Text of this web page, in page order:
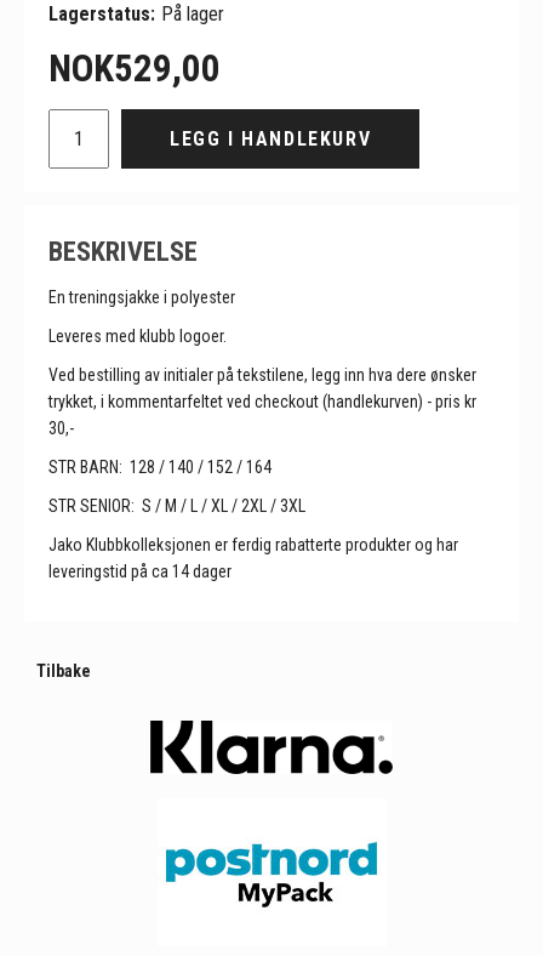
Lagerstatus: På lager
NOK529,00
LEGG I HANDLEKURV
BESKRIVELSE
En treningsjakke i polyester
Leveres med klubb logoer.
Ved bestilling av initialer på tekstilene, legg inn hva dere ønsker
trykket, i kommentarfeltet ved checkout (handlekurven) - pris kr
30,-
STR BARN: 128 / 140 / 152 / 164
STR SENIOR: S / M / L / XL / 2XL / 3XL
Jako Klubbkolleksjonen er ferdig rabatterte produkter og har
leveringstid på ca 14 dager
Tilbake